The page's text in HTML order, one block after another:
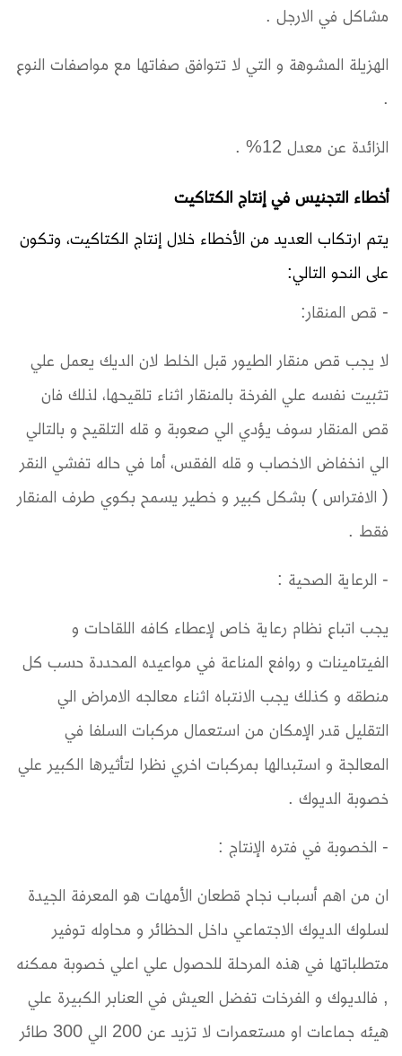
مشاكل في الارجل .
الهزيلة المشوهة و التي لا تتوافق صفاتها مع مواصفات النوع
.
الزائدة عن معدل 12% .
أخطاء التجنيس في إنتاج الكتاكيت
يتم ارتكاب العديد من الأخطاء خلال إنتاج الكتاكيت، وتكون
على النحو التالي:
- قص المنقار:
لا يجب قص منقار الطيور قبل الخلط لان الديك يعمل علي
تثبيت نفسه علي الفرخة بالمنقار اثناء تلقيحها، لذلك فان
قص المنقار سوف يؤدي الي صعوبة و قله التلقيح و بالتالي
الي انخفاض الاخصاب و قله الفقس، أما في حاله تفشي النقر
( الافتراس ) بشكل كبير و خطير يسمح بكوي طرف المنقار
فقط .
- الرعاية الصحية :
يجب اتباع نظام رعاية خاص لإعطاء كافه اللقاحات و
الفيتامينات و روافع المناعة في مواعيده المحددة حسب كل
منطقه و كذلك يجب الانتباه اثناء معالجه الامراض الي
التقليل قدر الإمكان من استعمال مركبات السلفا في
المعالجة و استبدالها بمركبات اخري نظرا لتأثيرها الكبير علي
خصوبة الديوك .
- الخصوبة في فتره الإنتاج :
ان من اهم أسباب نجاح قطعان الأمهات هو المعرفة الجيدة
لسلوك الديوك الاجتماعي داخل الحظائر و محاوله توفير
متطلباتها في هذه المرحلة للحصول علي اعلي خصوبة ممكنه
, فالديوك و الفرخات تفضل العيش في العنابر الكبيرة علي
هيئه جماعات او مستعمرات لا تزيد عن 200 الي 300 طائر